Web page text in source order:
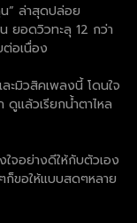
” ล่าสุดปล่อย
ยอดวิวทะลุ 12 กว่า
อเนื่อง
ะมิวสิคเพลงนี้ โดนใจ
แล้วเรียกน้ำตาไหล
จอย่างดีให้กับตัวเอง
ก็ขอให้แบบสดๆหลาย